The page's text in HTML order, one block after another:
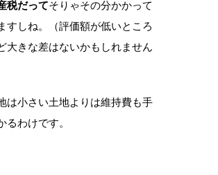
税だってそりゃその分かかって
すしね。（評価額が低いところ
大きな差はないかもしれません
は小さい土地よりは維持費も手
るわけです。